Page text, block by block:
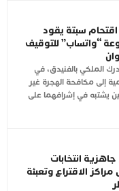
سبتة يقود
“واتساب” للتوقيف
الملكي بالفنيدق، في
إلى مكافحة الهجرة غير
يشتبه في إشرافهما على
جاهزية انتخابات
مراكز الاقتراع وتعبئة